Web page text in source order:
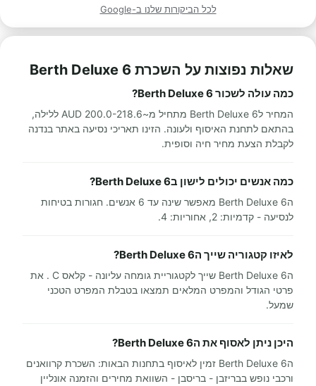
לכל הביקורות שלנו ב-Google
שאלות נפוצות על השכרת 6 Berth Deluxe
כמה עולה לשכור 6 Berth Deluxe?
המחיר ל6 Berth Deluxe מתחיל מ~200.0-218.6 AUD ללילה,
בהתאם לתחנת האיסוף ולעונה. הזינו תאריכי נסיעה באתר בנדנה
לקבלת הצעת מחיר חיה וסופית.
כמה אנשים יכולים לישון ב6 Berth Deluxe?
ה6 Berth Deluxe מאפשר שינה עד 6 אנשים. חגורות בטיחות
לנסיעה - קדמיות: 2, אחוריות: 4.
לאיזו קטגוריה שייך ה6 Berth Deluxe?
ה6 Berth Deluxe שייך לקטגוריית גומחה עליונה - קלאס C . את
פרטי הגודל והמפרט המלאים תמצאו בטבלת המפרט הטכני
שמעל.
היכן ניתן לאסוף את ה6 Berth Deluxe?
ה6 Berth Deluxe זמין לאיסוף בתחנות הבאות: השכרת קרוואנים
ורכבי נופש בבריזבן - בריסבן - השוואת מחירים והזמנה אונליין